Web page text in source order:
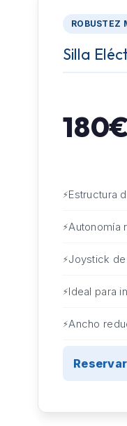
ROBUSTEZ
Silla
Estructura
Autonomía
Joystick
Ideal para
Ancho